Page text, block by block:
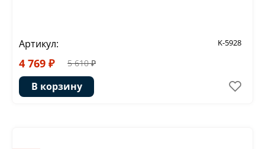
Артикул: K-5928
4 769 ₽ 5 610 ₽
В корзину